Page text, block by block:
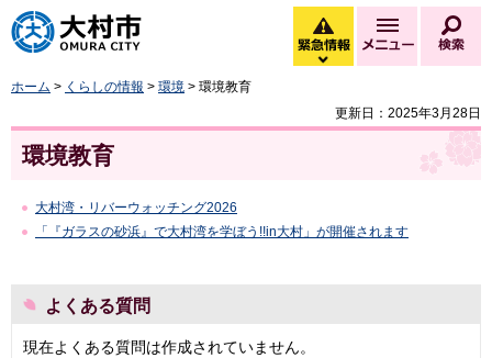
大村市
緊急情報
緊急情報を開く
メニュー
ホーム > くらしの情報 > 環境 > 環境教育
更新日：2025年3月28日
環境教育
大村湾・リバーウォッチング2026
「『ガラスの砂浜』で大村湾を学ぼう!!in大村」が開催されます
よくある質問
現在よくある質問は作成されていません。